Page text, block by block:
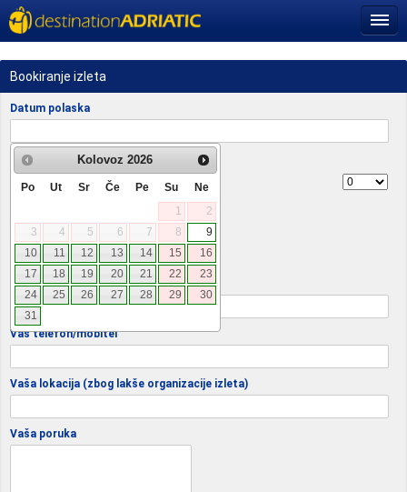
Bookiranje izleta
Datum polaska
Putnici
Odrasli
Bebe
Vaša e-mail adresa
Vaš telefon/mobitel
Vaša lokacija (zbog lakše organizacije izleta)
Vaša poruka
Kolovoz 2026
Po Ut Sr Če Pe Su
Ne
1
2
3
4 5 6 7 8
9
10
11 12 13 14 15
16
17
18 19 20 21 22
23
24
25 26 27 28 29
30
31